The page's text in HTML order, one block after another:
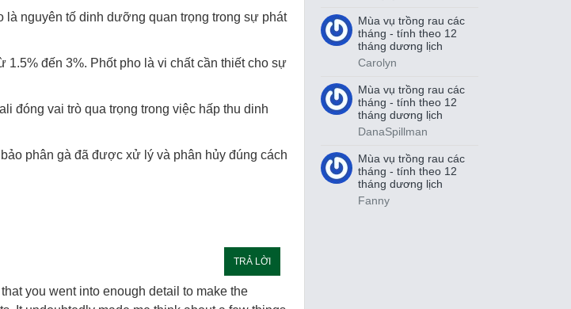
nguyên tố dinh dưỡng quan trọng trong sự phát
đến 3%. Phốt pho là vi chất cần thiết cho sự
đóng vai trò qua trọng trong việc hấp thu dinh
phân gà đã được xử lý và phân hủy đúng cách
TRẢ LỜI
you went into enough detail to make the
Mùa vụ trồng rau các
tháng - tính theo 12
tháng dương lịch
Carolyn
Mùa vụ trồng rau các
tháng - tính theo 12
tháng dương lịch
DanaSpillman
Mùa vụ trồng rau các
tháng - tính theo 12
tháng dương lịch
Fanny